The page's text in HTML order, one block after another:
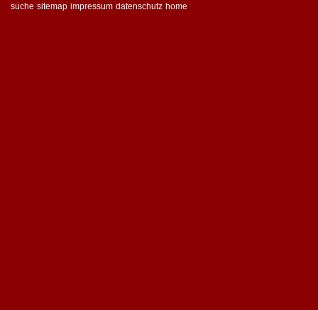
suche sitemap impressum datenschutz home